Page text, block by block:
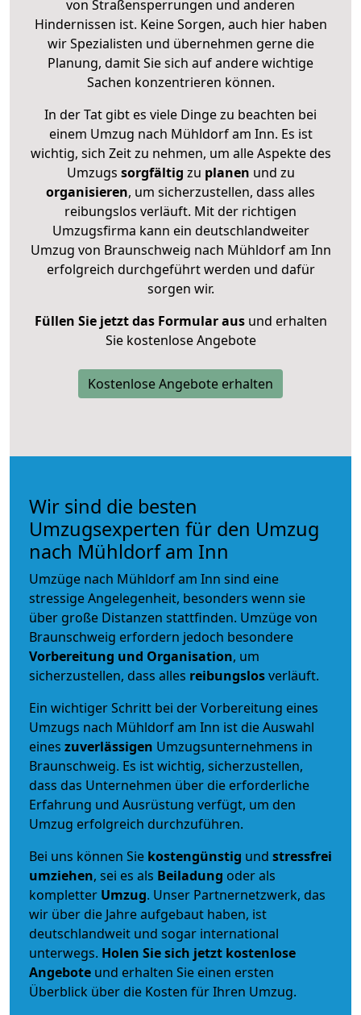
von Straßensperrungen und anderen
Hindernissen ist. Keine Sorgen, auch hier haben
wir Spezialisten und übernehmen gerne die
Planung, damit Sie sich auf andere wichtige
Sachen konzentrieren können.
In der Tat gibt es viele Dinge zu beachten bei
einem Umzug nach Mühldorf am Inn. Es ist
wichtig, sich Zeit zu nehmen, um alle Aspekte des
Umzugs sorgfältig zu planen und zu
organisieren, um sicherzustellen, dass alles
reibungslos verläuft. Mit der richtigen
Umzugsfirma kann ein deutschlandweiter
Umzug von Braunschweig nach Mühldorf am Inn
erfolgreich durchgeführt werden und dafür
sorgen wir.
Füllen Sie jetzt das Formular ausund erhalten
Sie kostenlose Angebote
Kostenlose Angebote erhalten
Wir sind die besten
Umzugsexperten für den Umzug
nach Mühldorf am Inn
Umzüge nach Mühldorf am Inn sind eine
stressige Angelegenheit, besonders wenn sie
über große Distanzen stattfinden. Umzüge von
Braunschweig erfordern jedoch besondere
Vorbereitung und Organisation, um
sicherzustellen, dass alles reibungslosverläuft.
Ein wichtiger Schritt bei der Vorbereitung eines
Umzugs nach Mühldorf am Inn ist die Auswahl
eines zuverlässigen Umzugsunternehmens in
Braunschweig. Es ist wichtig, sicherzustellen,
dass das Unternehmen über die erforderliche
Erfahrung und Ausrüstung verfügt, um den
Umzug erfolgreich durchzuführen.
Bei uns können Sie kostengünstig und stressfrei
umziehen, sei es als Beiladung oder als
kompletter Umzug. Unser Partnernetzwerk, das
wir über die Jahre aufgebaut haben, ist
deutschlandweit und sogar international
unterwegs. Holen Sie sich jetzt kostenlose
Angebote und erhalten Sie einen ersten
Überblick über die Kosten für Ihren Umzug.